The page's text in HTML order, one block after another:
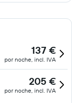
137 €
por noche, incl. IVA
205 €
por noche, incl. IVA